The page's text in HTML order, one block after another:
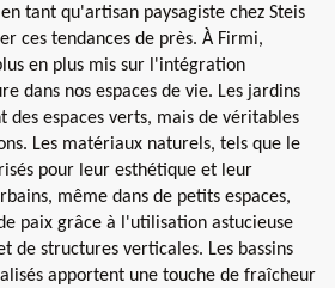
tant qu'artisan paysagiste chez Steis
ces tendances de près. À Firmi,
en plus mis sur l'intégration
dans nos espaces de vie. Les jardins
des espaces verts, mais de véritables
Les matériaux naturels, tels que le
pour leur esthétique et leur
même dans de petits espaces,
paix grâce à l'utilisation astucieuse
de structures verticales. Les bassins
apportent une touche de fraîcheur